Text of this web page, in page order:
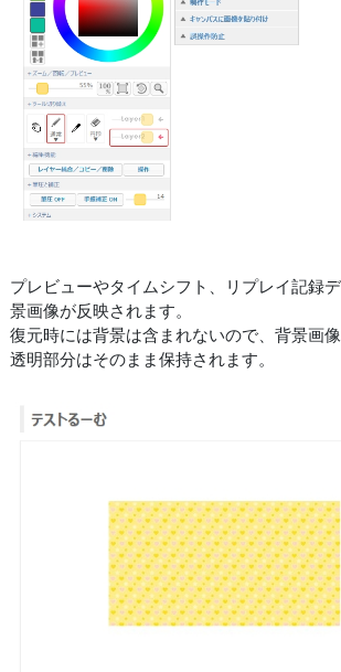
プレビューやタイムシフト、リプレイ記録
景画像が反映されます。
復元時には背景は含まれないので、背景画
透明部分はそのまま保持されます。